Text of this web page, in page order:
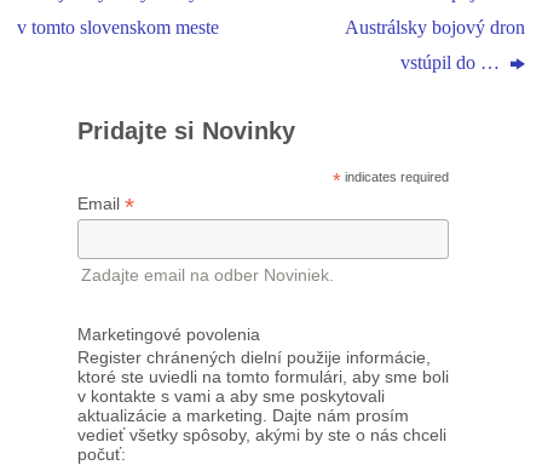
v tomto slovenskom meste
Austrálsky bojový dron
vstúpil do …
Pridajte si Novinky
* indicates required
Email *
Zadajte email na odber Noviniek.
Marketingové povolenia
Register chránených dielní použije informácie,
ktoré ste uviedli na tomto formulári, aby sme boli
v kontakte s vami a aby sme poskytovali
aktualizácie a marketing. Dajte nám prosím
vedieť všetky spôsoby, akými by ste o nás chceli
počuť: